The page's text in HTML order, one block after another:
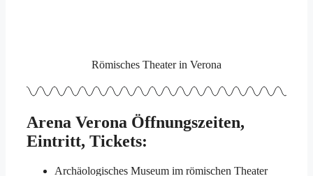
Römisches Theater in Verona
Arena Verona Öffnungszeiten,
Eintritt, Tickets:
Archäologisches Museum im römischen Theater